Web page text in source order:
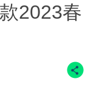
2023春